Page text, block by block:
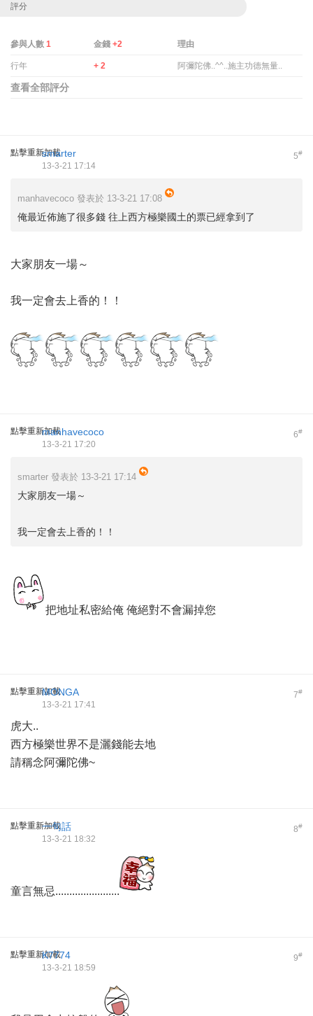
評分
參與人數 1 金錢+2 理由
行年 + 2 阿彌陀佛..^^..施主功德無量..
查看全部評分
點擊重新加載 5#
smarter
13-3-21 17:14
manhavecoco 發表於 13-3-21 17:08
俺最近佈施了很多錢 往上西方極樂國土的票已經拿到了
大家朋友一場～
我一定會去上香的！！
點擊重新加載 6#
manhavecoco
13-3-21 17:20
smarter 發表於 13-3-21 17:14
大家朋友一場～
我一定會去上香的！！
把地址私密給俺 俺絕對不會漏掉您
點擊重新加載 7#
MONGA
13-3-21 17:41
虎大..
西方極樂世界不是灑錢能去地
請稱念阿彌陀佛~
點擊重新加載 8#
一句話
13-3-21 18:32
童言無忌.......................
點擊重新加載 9#
K7774
13-3-21 18:59